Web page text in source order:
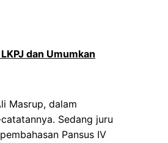
dan Umumkan
Masrup, dalam
Sedang juru
Pansus IV